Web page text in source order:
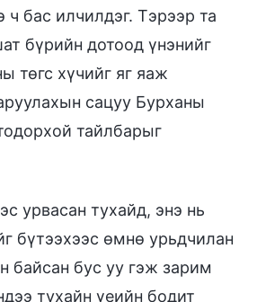
ч бас илчилдэг. Тэрээр та
бүрийн дотоод үнэнийг
төгс хүчийг яг яаж
сацуу Бурханы
тайлбарыг
урвасан тухайд, энэ нь
бүтээхээс өмнө урьдчилан
байсан бус уу гэж зарим
тухайн үеийн бодит